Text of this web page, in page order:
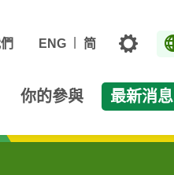
ENG 简 主題
你的參與 最新消息